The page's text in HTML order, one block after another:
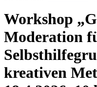
Workshop
Moderation
kreativen